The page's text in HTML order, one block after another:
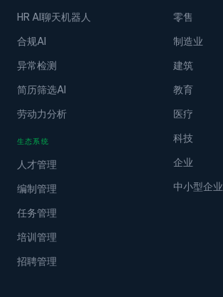
HR AI聊天机器人
合规AI
异常检测
简历筛选AI
劳动力分析
生态系统
人才管理
编制管理
任务管理
培训管理
招聘管理
零售
制造业
建筑
教育
医疗
科技
企业
中小型企业